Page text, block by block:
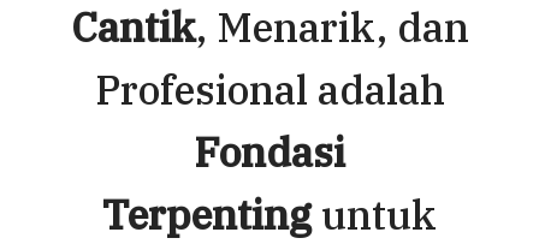
Cantik, Menarik, dan
Profesional adalah
Fondasi
Terpentinguntuk